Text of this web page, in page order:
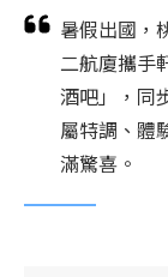
暑假出國，
二航廈攜手
酒吧」，同
屬特調、體
滿驚喜。